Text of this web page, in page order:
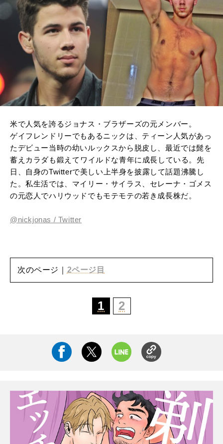
米で人気を誇るジョナス・ブラザーズの元メンバー。
ゲイフレンドリーでもあるニックは、ティーン人気があっ
たデビュー当時の幼いルックスから脱皮し、最近では髭を
蓄えカラダも鍛えてワイルドな青年に成長している。先
日、自身のTwitterで美しい上半身を披露して話題沸騰し
た。私生活では、マイリー・サイラス、セレーナ・ゴメス
の元恋人でハリウッドでもモテモテの若き成長株だ。
@nickjonas / Twitter
次のページ｜ 2ページ目
1 2